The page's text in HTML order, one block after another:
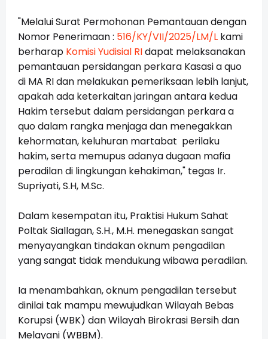
"Melalui Surat Permohonan Pemantauan dengan
Nomor Penerimaan : 516/KY/VII/2025/LM/L kami
berharap Komisi Yudisial RIdapat melaksanakan
pemantauan persidangan perkara Kasasi a quo
di MA RI dan melakukan pemeriksaan lebih lanjut,
apakah ada keterkaitan jaringan antara kedua
Hakim tersebut dalam persidangan perkara a
quo dalam rangka menjaga dan menegakkan
kehormatan, keluhuran martabat perilaku
hakim, serta memupus adanya dugaan mafia
peradilan di lingkungan kehakiman," tegas Ir.
Supriyati, S.H, M.Sc.
Dalam kesempatan itu, Praktisi Hukum Sahat
Poltak Siallagan, S.H., M.H. menegaskan sangat
menyayangkan tindakan oknum pengadilan
yang sangat tidak mendukung wibawa peradilan.
Ia menambahkan, oknum pengadilan tersebut
dinilai tak mampu mewujudkan Wilayah Bebas
Korupsi (WBK) dan Wilayah Birokrasi Bersih dan
Melayani (WBBM).